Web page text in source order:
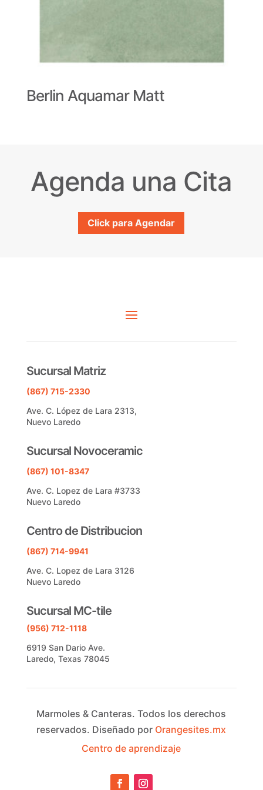
Berlin Aquamar Matt
Agenda una Cita
Click para Agendar
Sucursal Matriz
(867) 715-2330
Ave. C. López de Lara 2313,
Nuevo Laredo
Sucursal Novoceramic
(867) 101-8347
Ave. C. Lopez de Lara #3733
Nuevo Laredo
Centro de Distribucion
(867) 714-9941
Ave. C. Lopez de Lara 3126
Nuevo Laredo
Sucursal MC-tile
(956) 712-1118
6919 San Dario Ave.
Laredo, Texas 78045
Marmoles & Canteras.Todos los derechos
reservados. Diseñado por Orangesites.mx
Centro de aprendizaje